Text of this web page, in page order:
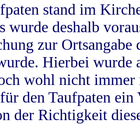
stand im
wurde deshalb
zur
Hierbei wurde
wohl nicht
den Taufpaten
der Richtigkeit